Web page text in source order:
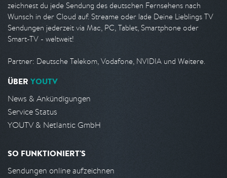
zeichnest du jede Sendung des deutschen Fernsehens nach
Wunsch in der Cloud auf. Streame oder lade Deine Lieblings TV
Sendungen jederzeit via Mac, PC, Tablet, Smartphone oder
Smart-TV - weltweit!
Partner: Deutsche Telekom, Vodafone, NVIDIA und Weitere.
ÜBER YOUTV
News & Ankündigungen
Service Status
YOUTV & Netlantic GmbH
SO FUNKTIONIERT'S
Sendungen online aufzeichnen